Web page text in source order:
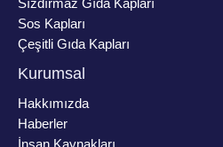
Sızdırmaz Gıda Kapları
Sos Kapları
Çeşitli Gıda Kapları
Kurumsal
Hakkımızda
Haberler